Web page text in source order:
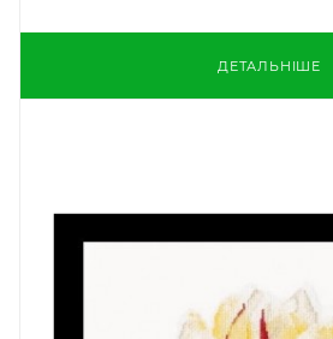
ДЕТАЛЬНІШЕ